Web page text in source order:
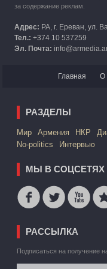
за содержание реклам.
Адрес: РА, г. Ереван, ул.
Тел.: +374 10 537259
Эл. Почта:
Главная О
РАЗДЕЛЫ
Mир Армения НКР
No-politics
Интервью
МЫ В СОЦСЕТЯХ
РАССЫЛКА
Подписаться на получение